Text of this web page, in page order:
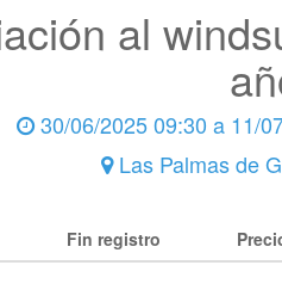
al
30/06/2025 09:30 a 11/
Las Palmas de
Fin registro